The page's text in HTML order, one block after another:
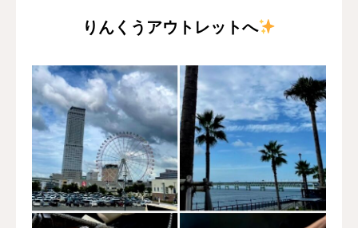
りんくうアウトレットへ